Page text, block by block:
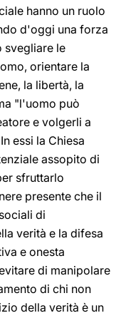
hanno un ruolo
d'oggi una forza
svegliare le
orientare la
la libertà, la
"l'uomo può
e volgerli a
essi la Chiesa
assopito di
sfruttarlo
presente che il
di
verità e la difesa
e onesta
di manipolare
di chi non
della verità è un